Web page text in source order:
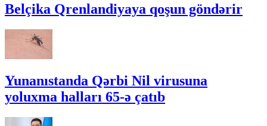
Belçika Qrenlandiyaya qoşun göndərir
Yunanıstanda Qərbi Nil virusuna
yoluxma halları 65-ə çatıb